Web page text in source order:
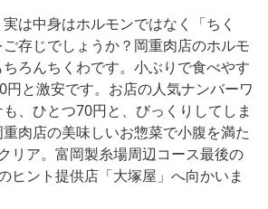
実は中身はホルモンではなく「ちく
存じでしょうか？岡重肉店のホルモ
ろんちくわです。小ぶりで食べやす
円と激安です。お店の人気ナンバーワ
、ひとつ70円と、びっくりしてしま
肉店の美味しいお惣菜で小腹を満た
リア。富岡製糸場周辺コース最後の
ヒント提供店「大塚屋」へ向かいま